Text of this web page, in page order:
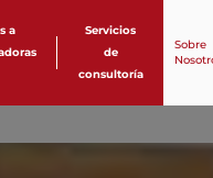
a
Servicios
de
consultoría
Sobre